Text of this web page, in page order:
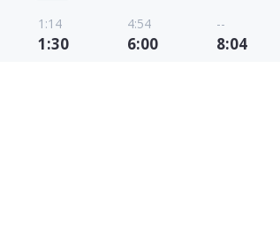
1:14
1:30
4:54
6:00
--
8:04